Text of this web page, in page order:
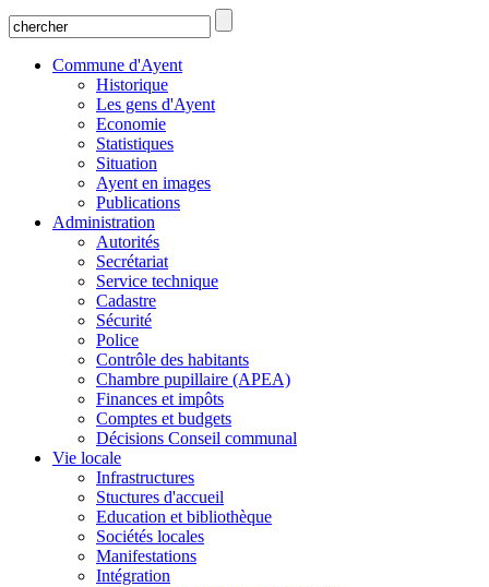
Commune d'Ayent
Historique
Les gens d'Ayent
Economie
Statistiques
Situation
Ayent en images
Publications
Administration
Autorités
Secrétariat
Service technique
Cadastre
Sécurité
Police
Contrôle des habitants
Chambre pupillaire (APEA)
Finances et impôts
Comptes et budgets
Décisions Conseil communal
Vie locale
Infrastructures
Stuctures d'accueil
Education et bibliothèque
Sociétés locales
Manifestations
Intégration